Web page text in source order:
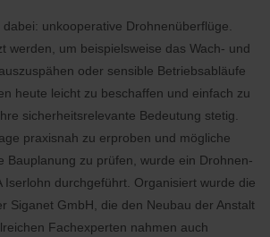
unkooperative Drohnenüberflüge.
werden, um beispielsweise das Wach- und
oder sensible Betriebsabläufe
heute leicht zu beschaffen und einfach zu
sicherheitsrelevante Bedeutung stetig.
praxisnah zu erproben und mögliche
Bauplanung zu prüfen, wurde ein Drohnen-
Iserlohn durchgeführt. Organisiert wurde die
Siganet GmbH, die den Neubau der Anstalt
Fachexperten nahmen auch